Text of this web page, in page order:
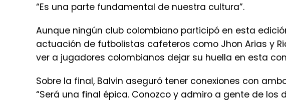
“Es una parte fundamental de nuestra cultura”.
Aunque ningún club colombiano participó en esta
actuación de futbolistas cafeteros como Jhon Arias y
ver a jugadores colombianos dejar su huella en esta
Sobre la final, Balvin aseguró tener conexiones con
“Será una final épica. Conozco y admiro a gente de los